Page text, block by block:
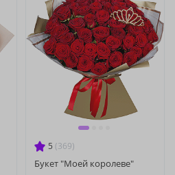
5 (369)
Букет "Моей королеве"